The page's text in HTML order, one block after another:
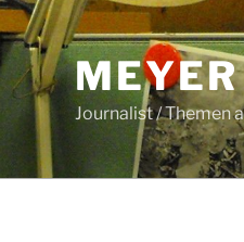
Journalist / Themen